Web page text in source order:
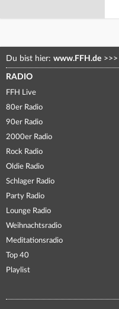
Du bist hier: www.FFH.de >>>
RADIO
FFH Live
80er Radio
90er Radio
2000er Radio
Rock Radio
Oldie Radio
Schlager Radio
Party Radio
Lounge Radio
Weihnachtsradio
Meditationsradio
Top 40
Playlist